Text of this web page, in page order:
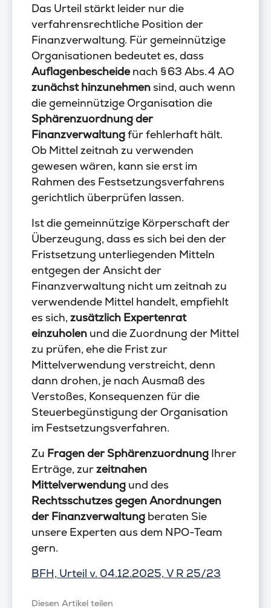
Das Urteil stärkt leider nur die
verfahrensrechtliche Position der
Finanzverwaltung. Für gemeinnützige
Organisationen bedeutet es, dass
Auflagenbescheidenach § 63 Abs. 4 AO
zunächst hinzunehmensind, auch wenn
die gemeinnützige Organisation die
Sphärenzuordnung der
Finanzverwaltungfür fehlerhaft hält.
Ob Mittel zeitnah zu verwenden
gewesen wären, kann sie erst im
Rahmen des Festsetzungsverfahrens
gerichtlich überprüfen lassen.
Ist die gemeinnützige Körperschaft der
Überzeugung, dass es sich bei den der
Fristsetzung unterliegenden Mitteln
entgegen der Ansicht der
Finanzverwaltung nicht um zeitnah zu
verwendende Mittel handelt, empfiehlt
es sich, zusätzlich Expertenrat
einzuholen und die Zuordnung der Mittel
zu prüfen, ehe die Frist zur
Mittelverwendung verstreicht, denn
dann drohen, je nach Ausmaß des
Verstoßes, Konsequenzen für die
Steuerbegünstigung der Organisation
im Festsetzungsverfahren.
Zu Fragen der Sphärenzuordnung Ihrer
Erträge, zurzeitnahen
Mittelverwendung und des
Rechtsschutzes gegen Anordnungen
der Finanzverwaltung beraten Sie
unsere Experten aus dem NPO-Team
gern.
BFH, Urteil v. 04.12.2025, V R 25/23
Diesen Artikel teilen